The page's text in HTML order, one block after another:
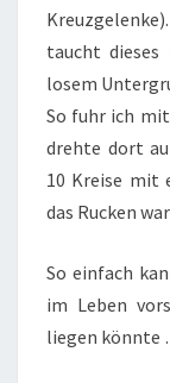
taucht
losem
So fuhr ich
drehte dort
10 Kreise mit
das Rucken
So einfach
im Leben
liegen könnte